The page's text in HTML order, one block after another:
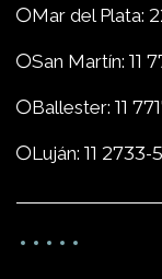
Mar del Plata:
San Martín: 11
Ballester: 11
Luján: 11 2733-